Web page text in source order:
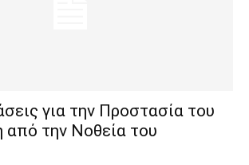
για την Προστασία του
την Νοθεία του